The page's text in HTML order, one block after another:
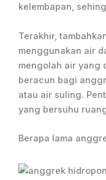
kelembapan,
Terakhir,
menggunakan air
mengolah air yang
beracun bagi
atau air suling.
yang bersuhu
Berapa lama